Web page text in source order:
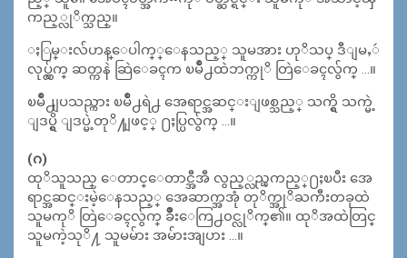
ကည့္လုိက္သည္။
ႏြမ္းလ်ဟန္ေပါက္္ေနသည့္ သူမအား ဟုိသပ္ ဒီျမႇဴ
လုပ္လွ်က္ ဆတ္ကနဲ ဆြဲေခၚက ၿမိဳ႕ထဲဘက္ကုိ တြဲေခၚလွ်က္ …။
ၿမိဳ႕ျပသည္ကား ၿမိဳ႕ရဲ႕ အေရာင္အဆင္းျဖစ္သည့္ သက္ရွိ သက္မဲ့
ျဒပ္ရွိ ျဒပ္မဲ့တုိ႔ျဖင့္ ႐ႈပ္ပြလွ်က္ …။
(ဂ)
ထုိသူသည္ ေတာင္ေတာင္အီအီ လွည့္လည္ၾကည့္႐ႈၿပီး အေ
ရာင္အဆင္းမဲ့ေနသည့္ အေဆာက္အအုံ တုိက္အုိႀကီးတခုထဲ
သူမကုိ တြဲေခၚလွ်က္ ခ်ဳိးေကြ႕၀င္လုိက္၏။ ထုိအထဲတြင္
သူမကဲ့သုိ႔ သူမမ်ား အမ်ားအျပား …။